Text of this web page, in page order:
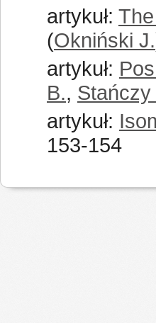
artykuł:
(Okniński J.
artykuł:
B., Stańczy
artykuł:
153-154